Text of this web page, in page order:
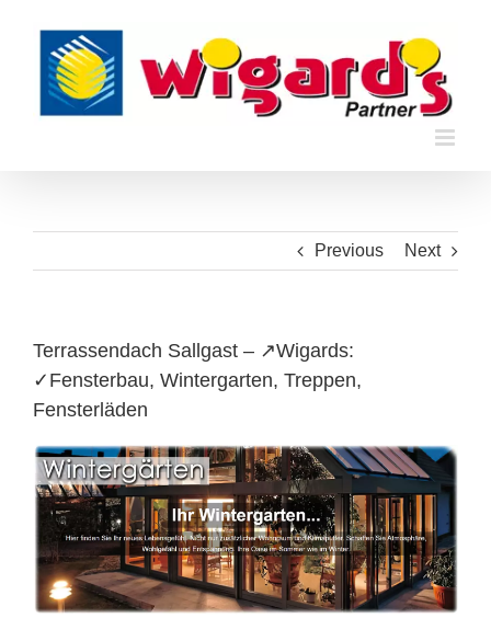
content
Previous Next
Terrassendach Sallgast – ↗️Wigards:
✓Fensterbau, Wintergarten, Treppen,
Fensterläden